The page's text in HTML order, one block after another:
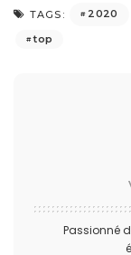
TAGS: 2020
top
Passionné